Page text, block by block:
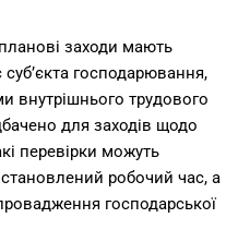
заходи мають
господарювання,
внутрішнього трудового
для заходів щодо
перевірки можуть
робочий час, а
господарської